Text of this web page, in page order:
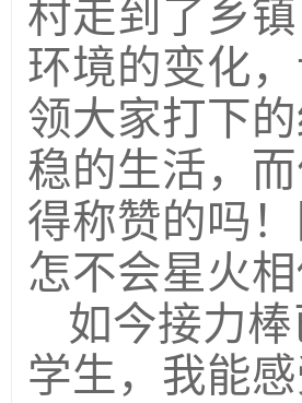
村走到了乡
环境的变化
领大家打下
稳的生活，
得称赞的吗
怎不会星火
如今接力
学生，我能感